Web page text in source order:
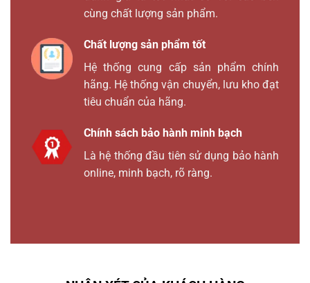
cùng chất lượng sản phẩm.
Chất lượng sản phẩm tốt
Hệ thống cung cấp sản phẩm chính
hãng. Hệ thống vận chuyển, lưu kho đạt
tiêu chuẩn của hãng.
Chính sách bảo hành minh bạch
Là hệ thống đầu tiên sử dụng bảo hành
online, minh bạch, rõ ràng.